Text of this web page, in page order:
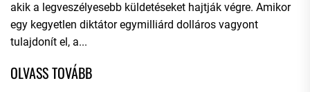
akik a legveszélyesebb küldetéseket hajtják végre. Amikor
egy kegyetlen diktátor egymilliárd dolláros vagyont
tulajdonít el, a...